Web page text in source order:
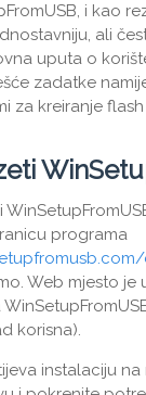
i kao
ali
uputa o
zadatke
za kreiranje
programa
Web mjesto je
korisna).
instalaciju